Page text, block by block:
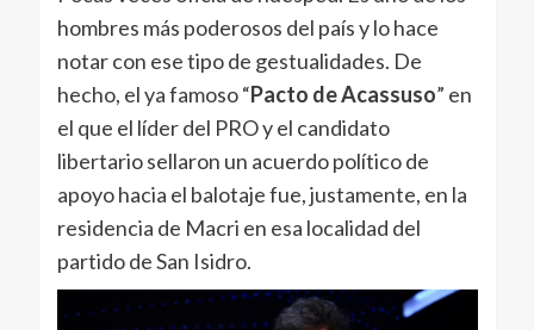
hombres más poderosos del país y lo hace
notar con ese tipo de gestualidades. De
hecho, el ya famoso “Pacto de Acassuso” en
el que el líder del PRO y el candidato
libertario sellaron un acuerdo político de
apoyo hacia el balotaje fue, justamente, en la
residencia de Macri en esa localidad del
partido de San Isidro.